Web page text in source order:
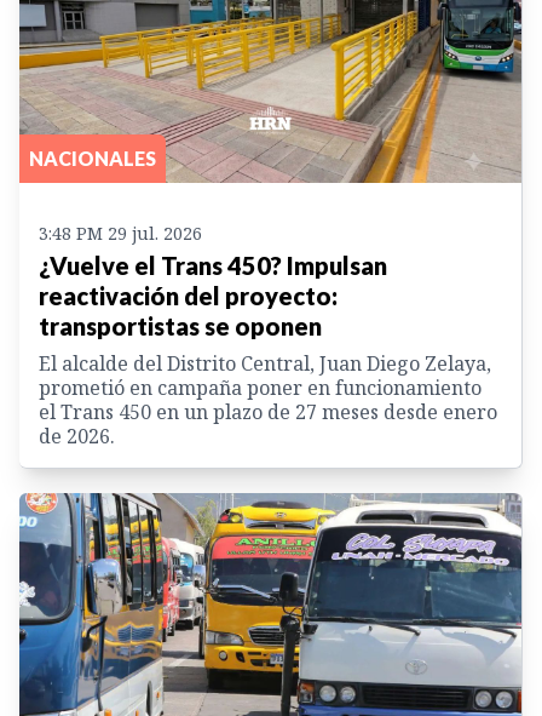
NACIONALES
3:48 PM 29 jul. 2026
¿Vuelve el Trans 450? Impulsan
reactivación del proyecto:
transportistas se oponen
El alcalde del Distrito Central, Juan Diego Zelaya,
prometió en campaña poner en funcionamiento
el Trans 450 en un plazo de 27 meses desde enero
de 2026.